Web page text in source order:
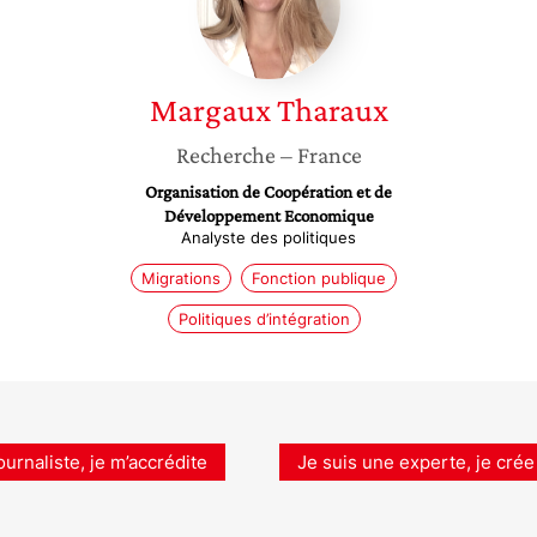
MargauxTharaux
Recherche – France
Organisation de Coopération et de
Développement Economique
Analyste des politiques
Migrations Fonction publique
Politiques d’intégration
je m’accrédite Je suis une experte, je